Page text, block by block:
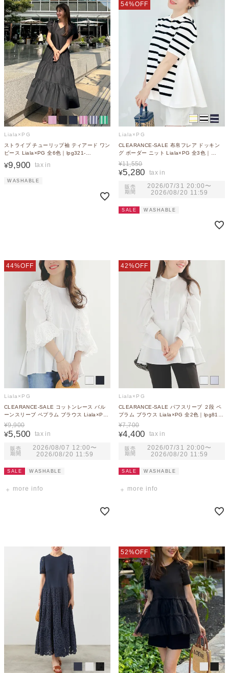
Liala×PG
ストライプ チューリップ袖 ティアード ワン
ピース Liala×PG 全6色｜lpg321-
2121【8】
¥9,900
WASHABLE
54%OFF
Liala×PG
CLEARANCE-SALE 布帛フレア ドッキン
グ ボーダー ニット Liala×PG 全3色｜
lpg411-2088【2】
¥11,550
¥5,280
販売
期間
2026/07/31 20:00 〜
2026/08/20 11:59
SALE WASHABLE
44%OFF
Liala×PG
CLEARANCE-SALE コットンレース バル
ーンスリーブ ペプラム ブラウス Liala×PG
全2色｜lpg811-2086【2】
¥9,900
¥5,500
販売
期間
2026/08/07 12:00 〜
2026/08/20 11:59
SALE WASHABLE
more info
42%OFF
Liala×PG
CLEARANCE-SALE パフスリーブ ２段 ペ
プラム ブラウス Liala×PG 全2色｜lpg811-
2073【3】
¥7,700
¥4,400
販売
期間
2026/07/31 20:00 〜
2026/08/20 11:59
SALE WASHABLE
more info
52%OFF